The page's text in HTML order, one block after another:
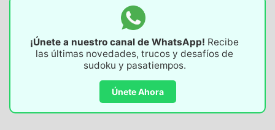
¡Únete a nuestro canal de WhatsApp! Recibe
las últimas novedades, trucos y desafíos de
sudoku y pasatiempos.
Únete Ahora